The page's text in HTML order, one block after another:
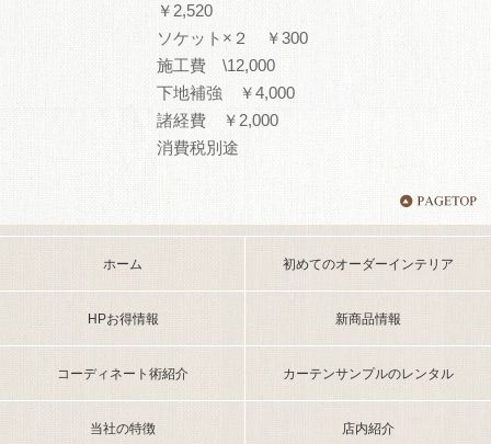
￥2,520
ソケット×２ ￥300
施工費 \12,000
下地補強 ￥4,000
諸経費 ￥2,000
消費税別途
ホーム 初めてのオーダーインテリア
HPお得情報 新商品情報
コーディネート術紹介 カーテンサンプルのレンタル
当社の特徴 店内紹介